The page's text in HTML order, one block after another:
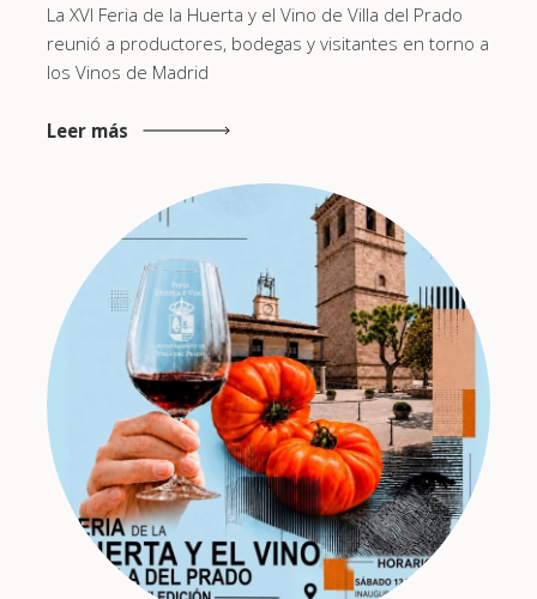
La XVI Feria de la Huerta y el Vino de Villa del Prado
reunió a productores, bodegas y visitantes en torno a
los Vinos de Madrid
Leer más